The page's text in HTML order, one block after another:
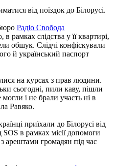
від поїздок до Білорусі.
Радіо Свобода
рамках слідства у її квартирі,
обшук. Слідчі конфіскували
й український паспорт
на курсах з прав людини.
сьогодні, пили каву, пішли
і не брали участь ні в
Равяко.
приїхали до Білорусі від
SOS в рамках місії допомоги
арештами громадян під час